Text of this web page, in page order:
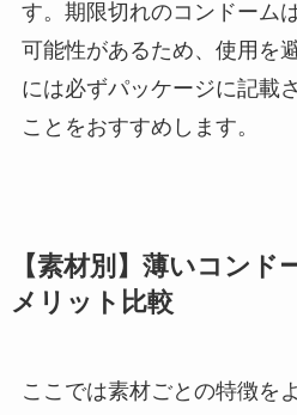
す。期限切れのコンドーム
可能性があるため、使用を
には必ずパッケージに記載
ことをおすすめします。
【素材別】薄いコン
メリット比較
ここでは素材ごとの特徴を